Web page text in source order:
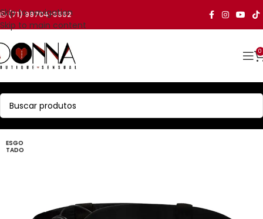
Skip to navigation
Skip to main content
(71) 99704-3552
0
ESGO
TADO